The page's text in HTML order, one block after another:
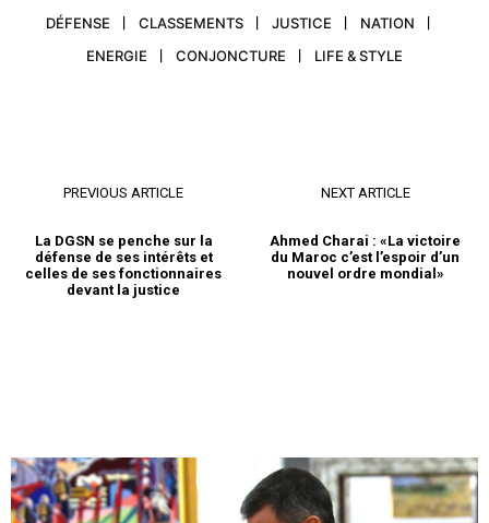
l'intelligence de
l'information
DÉFENSE CLASSEMENTS JUSTICE
NATION
ENERGIE
CONJONCTURE LIFE & STYLE
PREVIOUS ARTICLE
La DGSN se penche sur la
défense de ses intérêts et
celles de ses fonctionnaires
devant la justice
NEXT ARTICLE
Ahmed Charai : «La victoire
du Maroc c’est l’espoir d’un
nouvel ordre mondial»